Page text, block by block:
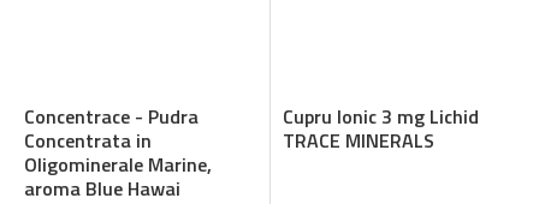
Concentrace - Pudra
Concentrata in
Oligominerale Marine,
aroma Blue Hawai
Cupru Ionic 3 mg Lichid
TRACE MINERALS